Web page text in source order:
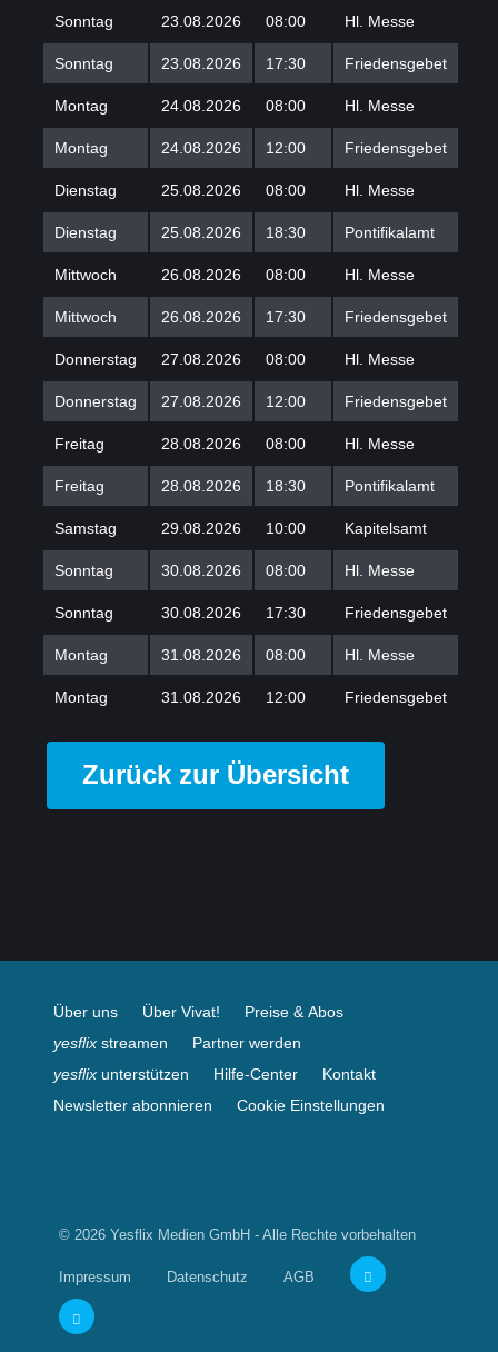
Sonntag 23.08.2026 08:00 Hl. Messe
Sonntag 23.08.2026 17:30 Friedensgebet
Montag 24.08.2026 08:00 Hl. Messe
Montag 24.08.2026 12:00 Friedensgebet
Dienstag 25.08.2026 08:00 Hl. Messe
Dienstag 25.08.2026 18:30 Pontifikalamt
Mittwoch 26.08.2026 08:00 Hl. Messe
Mittwoch 26.08.2026 17:30 Friedensgebet
Donnerstag 27.08.2026 08:00 Hl. Messe
Donnerstag 27.08.2026 12:00 Friedensgebet
Freitag 28.08.2026 08:00 Hl. Messe
Freitag 28.08.2026 18:30 Pontifikalamt
Samstag 29.08.2026 10:00 Kapitelsamt
Sonntag 30.08.2026 08:00 Hl. Messe
Sonntag 30.08.2026 17:30 Friedensgebet
Montag 31.08.2026 08:00 Hl. Messe
Montag 31.08.2026 12:00 Friedensgebet
Zurück zur Übersicht
Über uns Über Vivat!
Preise & Abos
yesflix streamen
Partner werden
yesflix unterstützen Hilfe-Center
Kontakt
Newsletter abonnieren
Cookie Einstellungen
© 2026 Yesflix Medien GmbH - Alle Rechte vorbehalten
Impressum Datenschutz AGB